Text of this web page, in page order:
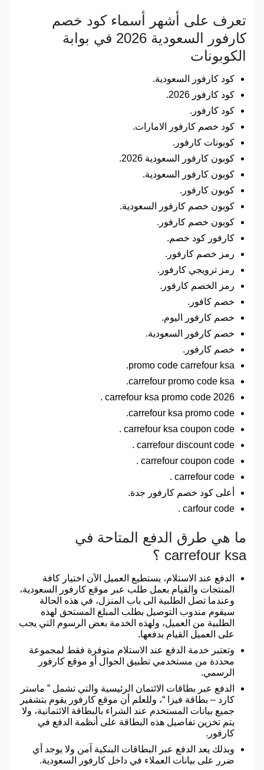
تعرف على أشهر أسماء كود خصم
كارفور السعودية 2026 في بوابة
الكوبونات
كود كارفور السعودية.
كود كارفور 2026.
كود كارفور.
كود خصم كارفور الامارات.
كوبونات كارفور.
كوبون كارفور السعودية 2026.
كوبون كارفور السعودية.
كوبون كارفور.
كوبون خصم كارفور السعودية.
كوبون خصم كارفور.
كارفور كود خصم.
رمز خصم كارفور.
رمز ترويجي كارفور.
رمز الخصم كارفور.
خصم كافور.
خصم كارفور اليوم.
خصم كارفور السعودية.
خصم كارفور.
promo code carrefour ksa.
carrefour promo code ksa.
carrefour ksa promo code 2026 .
carrefour ksa promo code.
carrefour ksa coupon code .
carrefour discount code .
carrefour coupon code .
carrefour code .
أعلى كود خصم كارفور جدة.
carfour code .
ما هي طرق الدفع المتاحة في
carrefour ksa ؟
الدفع عند الاستلام، يستطيع العميل الآن اختيار كافة
المنتجات والقيام بعمل طلب عبر موقع كارفور السعودية،
وعندما تصل الطلبية الى باب المنزل، في هذه الحالة
سيقوم مندوب التوصيل بطلب المبلغ المستحق لهذه
الطلبية من العميل، ولهذه الخدمة بعض الرسوم التي يجب
على العميل القيام بدفعها.
وتعتبر خدمة الدفع عند الاستلام متوفرة فقط لمجموعة
محددة من مستخدمي تطبيق الجوال أو موقع كارفور
الرسمي.
الدفع عبر بطاقات الائتمان الرئيسية والتي تشمل ” ماستر
كارد – بطاقة فيزا “، وللعلم أن موقع كارفور يقوم بتشفير
جميع بيانات المستخدم عند الشراء بالبطاقة الائتمانية، ولا
يتم تخزين تفاصيل هذه البطاقة على أنظمة الدفع في
كارفور.
وبذلك يعد الدفع عبر البطاقات البنكية آمن ولا يوجد أي
ضرر على بيانات العملاء في داخل كارفور السعودية.